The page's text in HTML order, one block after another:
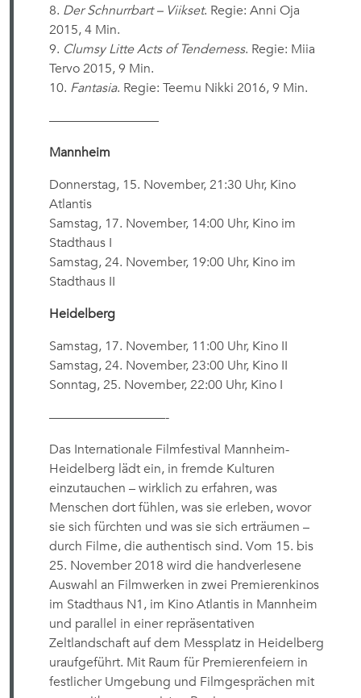
8. Der Schnurrbart – Viikset. Regie: Anni Oja
2015, 4 Min.
9. Clumsy Litte Acts of Tenderness. Regie: Miia
Tervo 2015, 9 Min.
10. Fantasia. Regie: Teemu Nikki 2016, 9 Min.
————————–
Mannheim
Donnerstag, 15. November, 21:30 Uhr, Kino
Atlantis
Samstag, 17. November, 14:00 Uhr, Kino im
Stadthaus I
Samstag, 24. November, 19:00 Uhr, Kino im
Stadthaus II
Heidelberg
Samstag, 17. November, 11:00 Uhr, Kino II
Samstag, 24. November, 23:00 Uhr, Kino II
Sonntag, 25. November, 22:00 Uhr, Kino I
—————————-
Das Internationale Filmfestival Mannheim-
Heidelberg lädt ein, in fremde Kulturen
einzutauchen – wirklich zu erfahren, was
Menschen dort fühlen, was sie erleben, wovor
sie sich fürchten und was sie sich erträumen –
durch Filme, die authentisch sind. Vom 15. bis
25. November 2018 wird die handverlesene
Auswahl an Filmwerken in zwei Premierenkinos
im Stadthaus N1, im Kino Atlantis in Mannheim
und parallel in einer repräsentativen
Zeltlandschaft auf dem Messplatz in Heidelberg
uraufgeführt. Mit Raum für Premierenfeiern in
festlicher Umgebung und Filmgesprächen mit